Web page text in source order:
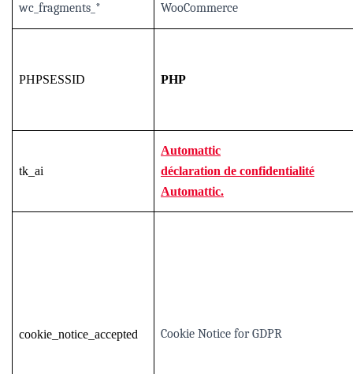
wc_fragments_* WooCommerce
PHPSESSID PHP
tk_ai
Automattic
déclaration de confidentialité
Automattic.
cookie_notice_accepted Cookie Notice for GDPR